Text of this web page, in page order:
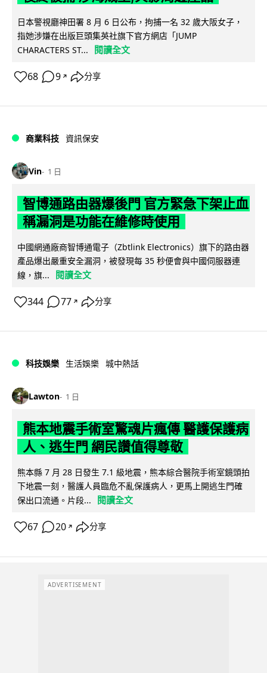
日本警視廳神田署 8 月 6 日公布，拘捕一名 32 歲大阪女子，
指她涉嫌在出版巨頭集英社旗下官方網店「JUMP
CHARACTERS ST...
閱讀全文
68 9 ↗ 分享
商業科技 資訊保安
Vin 1 日
智博通路由器爆後門 官方緊急下架止血
稱漏洞是功能在維修時使用
中國網通廠商智博通電子（Zbtlink Electronics）旗下的路由器
產品爆出嚴重安全漏洞，被發現每 35 秒便會與中國伺服器連
線，旗...
閱讀全文
344 77 ↗ 分享
科技娛樂 生活娛樂 城中熱話
Lawton 1 日
熊本地震手術室驚魂片瘋傳 醫護保護病
人、逃生門 網民讚值得尊敬
熊本縣 7 月 28 日發生 7.1 級地震，熊本綜合醫院手術室鏡頭拍
下地震一刻，醫護人員臨危不亂保護病人，更馬上開逃生門確
保出口流通。片段...
閱讀全文
67 20 ↗ 分享
ADVERTISEMENT